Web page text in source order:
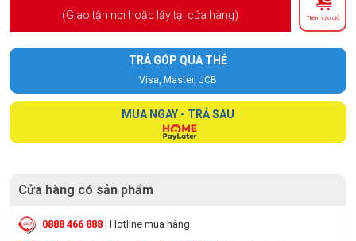
(Giao tận nơi hoặc lấy tại cửa hàng)
Thêm vào giỏ
TRẢ GÓP QUA THẺ
Visa, Master, JCB
MUA NGAY - TRẢ SAU
Cửa hàng có sản phẩm
0888 466 888 | Hotline mua hàng